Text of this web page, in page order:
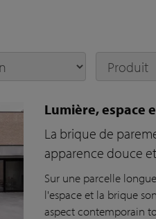
Lumière, espace
La brique de
apparence douce
Sur une parcelle
l'espace et la brique
aspect contemporain